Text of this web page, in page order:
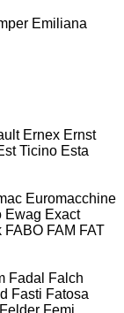
Emiliana
Ernex Ernst
Ticino Esta
Euromacchine
Ewag Exact
FABO FAM FAT
Fadal
Falch
Fasti Fatosa
Felder Femi